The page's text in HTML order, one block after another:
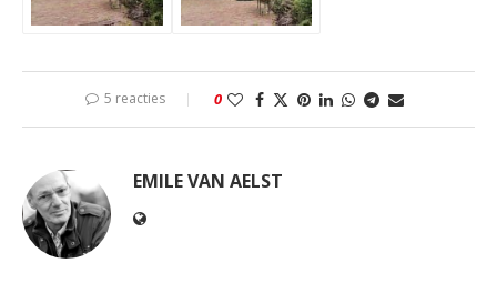
5 reacties 0
EMILE VAN AELST